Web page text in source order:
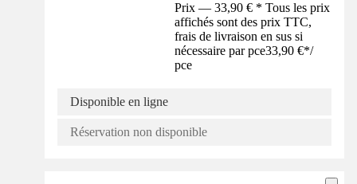
Prix — 33,90 € * Tous les prix
affichés sont des prix TTC,
frais de livraison en sus si
nécessaire par pce33,90 €*/
pce
Disponible en ligne
Réservation non disponible